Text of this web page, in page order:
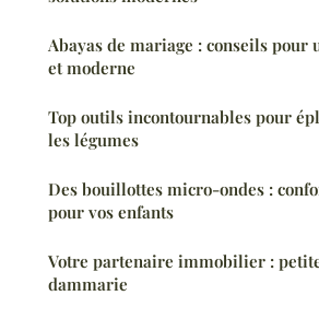
Abayas de mariage : conseils pour
et moderne
Top outils incontournables pour
les légumes
Des bouillottes micro-ondes :
pour vos enfants
Votre partenaire immobilier :
dammarie